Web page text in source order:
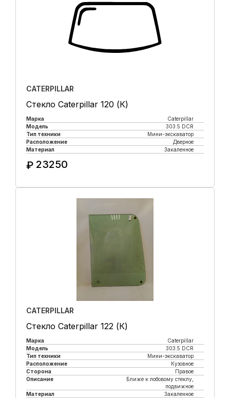
CATERPILLAR
Стекло Caterpillar 120 (К)
Марка
Caterpillar
Модель
303.5 DCR
Тип техники
Мини-экскаватор
Расположение
Дверное
Материал
Закаленное
₽ 23250
CATERPILLAR
Стекло Caterpillar 122 (К)
Марка
Caterpillar
Модель
303.5 DCR
Тип техники
Мини-экскаватор
Расположение
Кузовное
Сторона
Правое
Описание
Ближе к лобовому стеклу,
подвижное
Материал
Закаленное